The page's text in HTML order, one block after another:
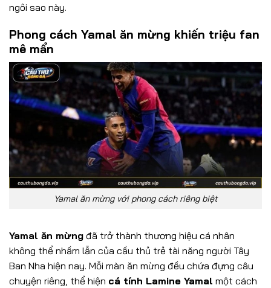
ngôi sao này.
Phong cách Yamal ăn mừng khiến triệu fan
mê mẩn
Yamal ăn mừng với phong cách riêng biệt
Yamal ăn mừng đã trở thành thương hiệu cá nhân
không thể nhầm lẫn của cầu thủ trẻ tài năng người Tây
Ban Nha hiện nay. Mỗi màn ăn mừng đều chứa đựng câu
chuyện riêng, thể hiện cá tính Lamine Yamal một cách